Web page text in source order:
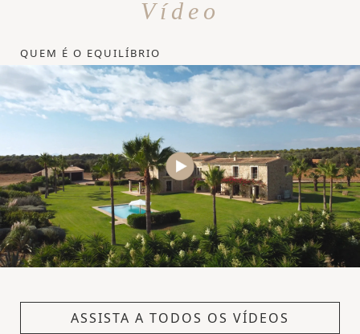
Vídeo
QUEM É O EQUILÍBRIO
ASSISTA A TODOS OS VÍDEOS